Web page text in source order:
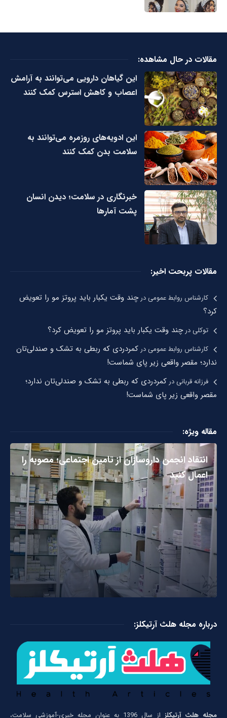
مقالات در حال مشاهده:
این گیاهان دارویی می‌توانند به آرامش
اعصاب و کاهش استرس کمک کنند
این ادویه‌های روزمره می‌توانند به
سلامت بدن کمک کنند
خبرنگاری در سلامت؛ دیدن انسان
پشت آمارها
مقالات پربحت اخیر:
کارشناس روابط عمومیدرچند وقت یکبار باید پروتز مو را تعویض
کرد؟
توکلیدرچند وقت یکبار باید پروتز مو را تعویض کرد؟
کارشناس روابط عمومیدر کمردردی که ربطی به تشک و صندلی‌تان
ندارد؛ مقصر واقعی زیر پای شماست!
فرزانه قربانیدر کمردردی که ربطی به تشک و صندلی‌تان ندارد؛
مقصر واقعی زیر پای شماست!
مقاله ویژه:
انتقاد انجمن داروسازان از تامین اجتماعی؛ مصوبه را
اعمال کنید
درباره مجله هلث آرتیکلز:
مجله هلث آرتیکلز از سال 1396 به عنوان مجله خبری-آموزشی سلامت،